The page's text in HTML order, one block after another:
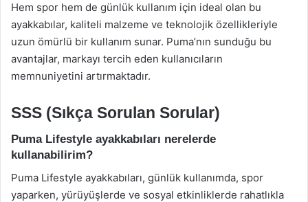
Hem spor hem de günlük kullanım için ideal olan bu
ayakkabılar, kaliteli malzeme ve teknolojik özellikleriyle
uzun ömürlü bir kullanım sunar. Puma’nın sunduğu bu
avantajlar, markayı tercih eden kullanıcıların
memnuniyetini artırmaktadır.
SSS (Sıkça Sorulan Sorular)
Puma Lifestyle ayakkabıları nerelerde
kullanabilirim?
Puma Lifestyle ayakkabıları, günlük kullanımda, spor
yaparken, yürüyüşlerde ve sosyal etkinliklerde rahatlıkla